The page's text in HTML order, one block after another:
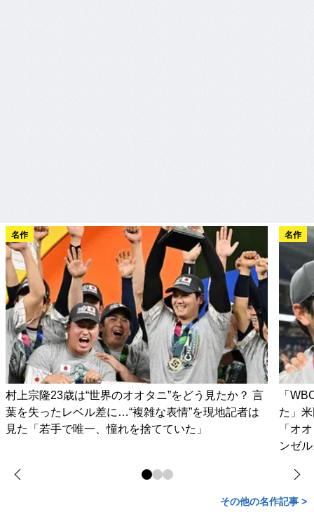
名作
村上宗隆23歳は“世界のオオタニ”をどう見たか？ 言
葉を失ったレベル差に…“複雑な表情”を現地記者は
見た「若手で唯一、憧れを捨てていた」
名作
「
た」
「オ
ンゼ
その他の名作記事 >